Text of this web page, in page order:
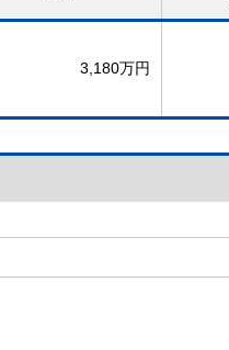
3,180万円